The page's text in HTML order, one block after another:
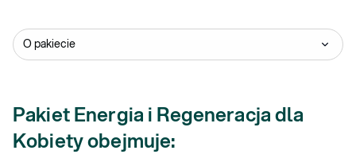
O pakiecie
Pakiet Energia i Regeneracja dla
Kobiety obejmuje: